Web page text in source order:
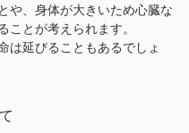
や、身体が大きいため心臓な
ことが考えられます。
は延びることもあるでしょ